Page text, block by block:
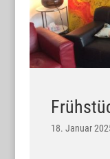
18. Januar